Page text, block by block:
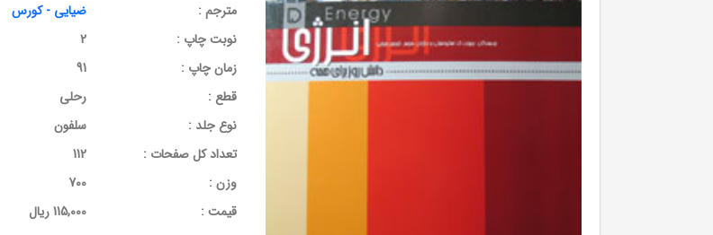
مترجم :
ضیایی - کورس
نوبت چاپ :
2
زمان چاپ :
91
قطع :
رحلی
نوع جلد :
سلفون
تعداد کل صفحات :
112
وزن :
700
قيمت :
115,000 ریال